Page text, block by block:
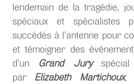
lendemain de la tragédie,
spéciaux et spécialistes
succédés à l’antenne pour
et témoigner des
d’un
Grand Juryspécial
par Elizabeth Martichoux,